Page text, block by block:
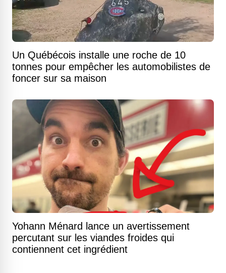
Un Québécois installe une roche de 10
tonnes pour empêcher les automobilistes de
foncer sur sa maison
Yohann Ménard lance un avertissement
percutant sur les viandes froides qui
contiennent cet ingrédient